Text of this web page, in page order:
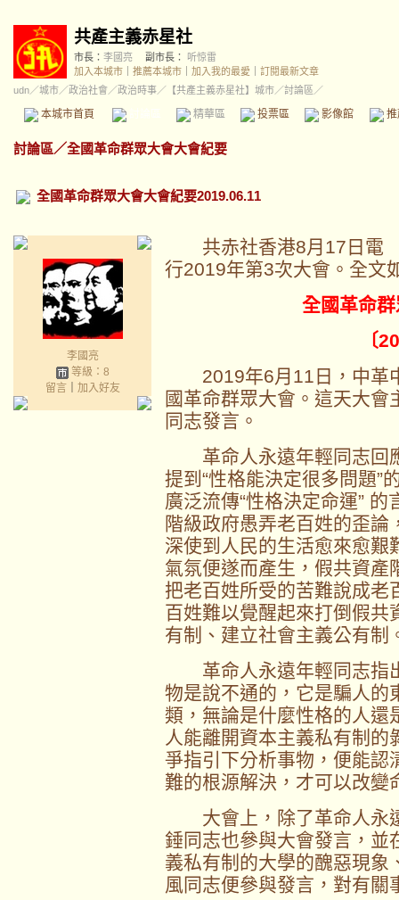
共產主義赤星社
市長： 李國亮 副市長：
听惊雷
加入本城市
推薦本城市 加入我的最愛
訂閱最新文章
udn／城市／政治社會 ／政治時事／ 【共產主義赤星社】城市／討論區／
本城市首頁 精華區 投票區 影像館
討論區／全國革命群眾大會大會紀要
全國革命群眾大會大會紀要2019.06.11
李國亮
等級：8
留言｜ 加入好友
共赤社香港8月17日電
行2019年第3次大會。全文
全國革命
〔
2019年6月11日，中革
國革命群眾大會。這天大
同志發言。
革命人永遠年輕同志回
提到“性格能決定很多問題”
廣泛流傳“性格決定命運”
階級政府愚弄老百姓的歪
深使到人民的生活愈來愈
氣氛便遂而產生，假共資產
把老百姓所受的苦難說成老
百姓難以覺醒起來打倒假共
有制、建立社會主義公有制
革命人永遠年輕同志指出
物是說不通的，它是騙人的
類，無論是什麼性格的人還
人能離開資本主義私有制
爭指引下分析事物，便能認
難的根源解決，才可以改變
大會上，除了革命人永
錘同志也參與大會發言，並
義私有制的大學的醜惡現象
風同志便參與發言，對有關